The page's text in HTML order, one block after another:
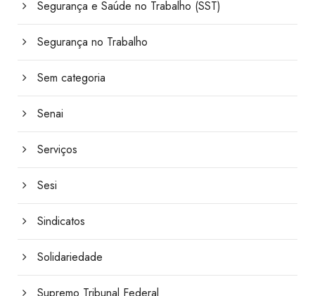
Segurança e Saúde no Trabalho (SST)
Segurança no Trabalho
Sem categoria
Senai
Serviços
Sesi
Sindicatos
Solidariedade